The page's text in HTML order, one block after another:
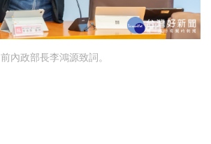
前內政部長李鴻源致詞。